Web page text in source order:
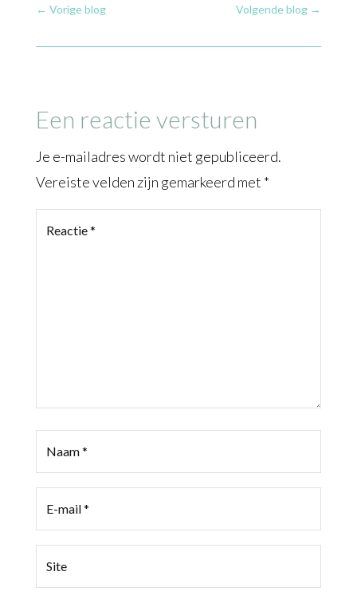
← Vorige blog Volgende blog →
Een reactie versturen
Je e-mailadres wordt niet gepubliceerd.
Vereiste velden zijn gemarkeerd met *